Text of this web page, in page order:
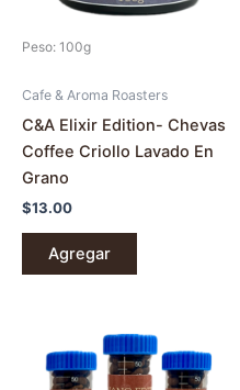
Peso: 100g
Cafe & Aroma Roasters
C&A Elixir Edition- Chevas
Coffee Criollo Lavado En
Grano
$13.00
Agregar